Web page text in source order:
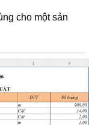
cho một sản